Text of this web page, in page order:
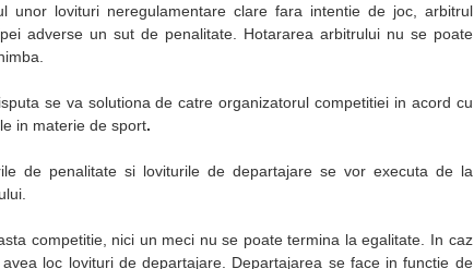
unor lovituri neregulamentare clare fara intentie de joc, arbitrul
adverse un sut de penalitate. Hotararea arbitrului nu se poate
se va solutiona de catre organizatorul competitiei in acord cu
in materie de sport.
de penalitate si loviturile de departajare se vor executa de la
competitie, nici un meci nu se poate termina la egalitate. In caz
loc lovituri de departajare. Departajarea se face in functie de